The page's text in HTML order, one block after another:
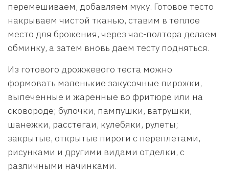
перемешиваем, добавляем муку. Готовое тесто
накрываем чистой тканью, ставим в теплое
место для брожения, через час-полтора делаем
обминку, а затем вновь даем тесту подняться.
Из готового дрожжевого теста можно
формовать маленькие закусочные пирожки,
выпеченные и жаренные во фритюре или на
сковороде; булочки, пампушки, ватрушки,
шанежки, расстегаи, кулебяки, рулеты;
закрытые, открытые пироги с переплетами,
рисунками и другими видами отделки, с
различными начинками.